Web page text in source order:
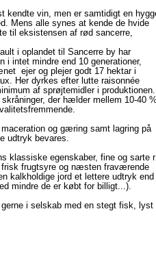
kendte vin, men er samtidigt en
Mens alle synes at kende de hvide
til eksistensen af rød sancerre,
i oplandet til Sancerre by har
intet mindre end 10 generationer,
ejer og plejer godt 17 hektar i
Her dyrkes efter lutte raisonnée
af sprøjtemidler i produktionen.
der hælder mellem 10-40
og gæring samt lagring på
udtryk bevares.
klassiske egenskaber, fine og sarte
frugtsyre og næsten fraværende
kalkholdige jord et lettere udtryk end
mindre de er købt for billigt...).
i selskab med en stegt fisk, lyst